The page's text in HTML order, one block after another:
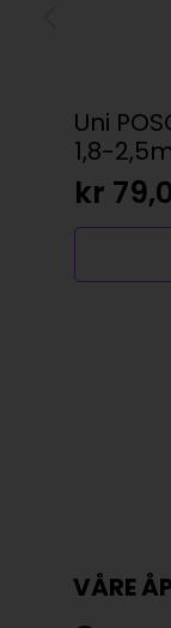
Uni
1,8-
kr
VÅRE